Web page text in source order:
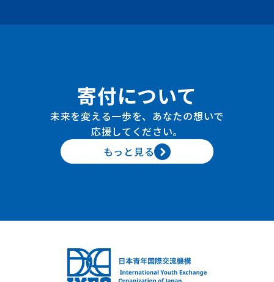
寄付について
未来を変える一歩を、あなたの想いで
応援してください。
もっと見る